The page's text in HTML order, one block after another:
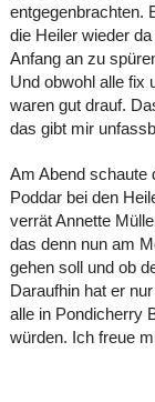
entgegenbrachten.
die Heiler wieder
Anfang an zu
Und obwohl alle fix
waren gut drauf.
das gibt mir
Am Abend schaute
Poddar bei den
verrät Annette
das denn nun am
gehen soll und ob
Daraufhin hat er
alle in Pondicherry
würden. Ich freue